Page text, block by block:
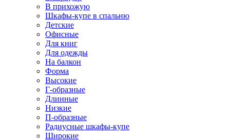
В прихожую
Шкафы-купе в спальню
Детские
Офисные
Для книг
Для одежды
На балкон
Форма
Высокие
Г-образные
Длинные
Низкие
П-образные
Радиусные шкафы-купе
Широкие